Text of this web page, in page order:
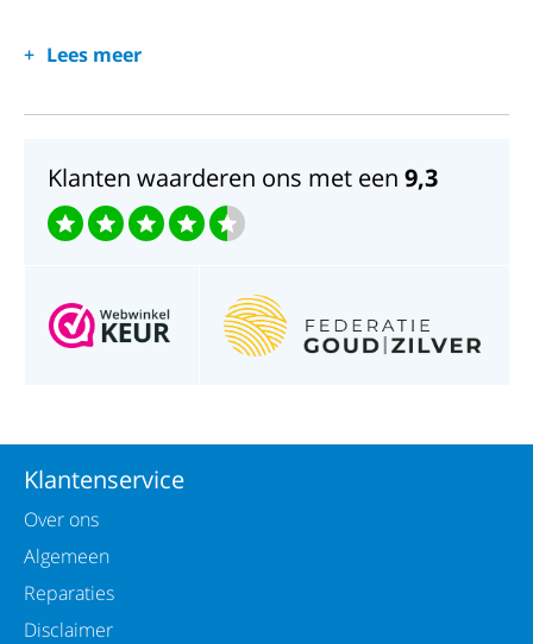
Lees meer
Klanten waarderen ons met een 9,3
Klantenservice
Over ons
Algemeen
Reparaties
Disclaimer